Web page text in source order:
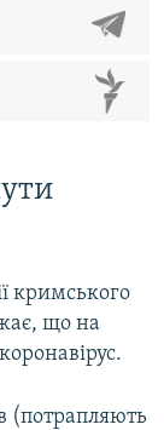
кримського
що на
(потрапляють